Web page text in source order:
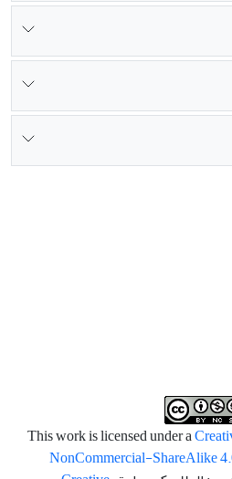
NonCommercial-ShareAlike